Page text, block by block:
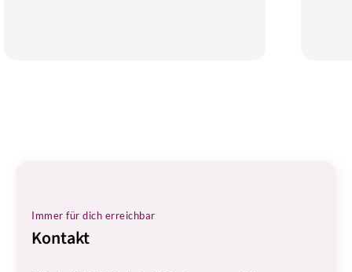
Immer für dich erreichbar
Kontakt